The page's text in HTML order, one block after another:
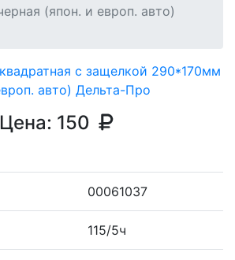
(япон. и европ. авто)
Цена: 150
00061037
115/5ч